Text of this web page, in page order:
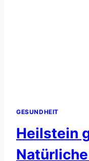
GESUNDHEIT
Heilstein